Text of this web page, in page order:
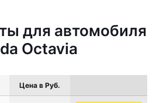
для автомобиля
Octavia
Цена в Руб.